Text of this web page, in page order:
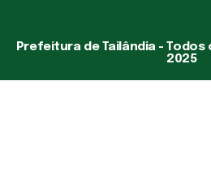
Prefeitura de Tailândia -
2025